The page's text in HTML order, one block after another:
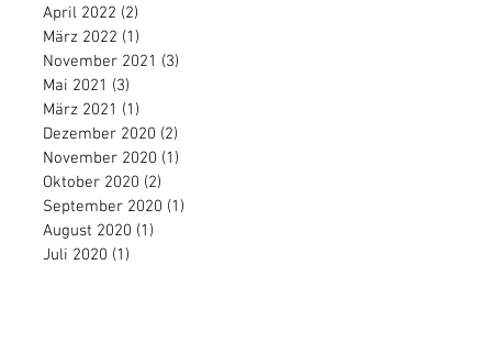
April 2022 (2)
März 2022 (1)
November 2021 (3)
Mai 2021 (3)
März 2021 (1)
Dezember 2020 (2)
November 2020 (1)
Oktober 2020 (2)
September 2020 (1)
August 2020 (1)
Juli 2020 (1)